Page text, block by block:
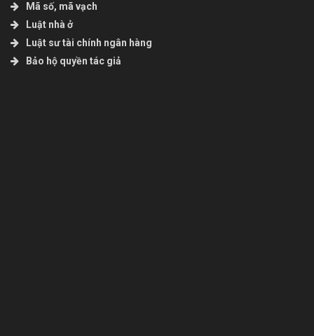
Mã số, mã vạch
Luật nhà ở
Luật sư tài chính ngân hàng
Bảo hộ quyền tác giả